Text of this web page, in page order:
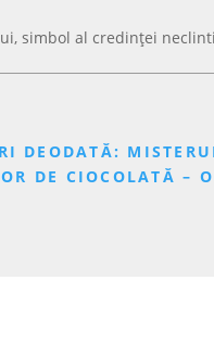
simbol al credinței
DE CIOCOLATĂ –